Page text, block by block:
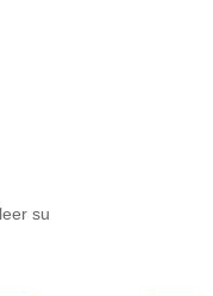
su